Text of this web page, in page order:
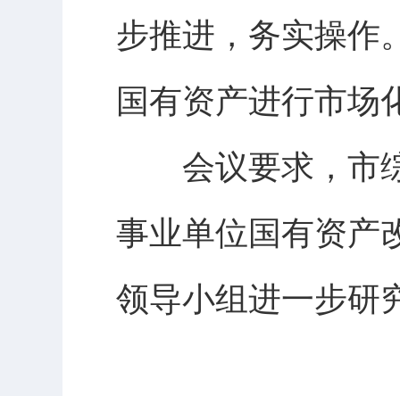
步推进，务实操作
国有资产进行市场
会议要求，市
事业单位国有资产
领导小组进一步研